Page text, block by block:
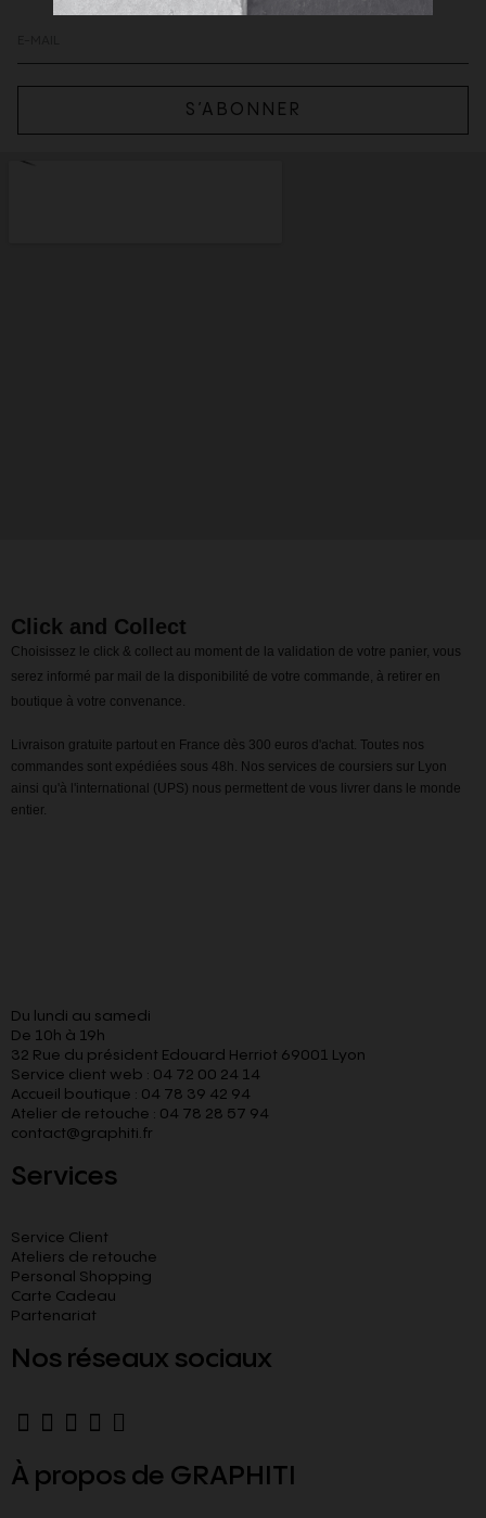
S’ABONNER
Click and Collect
Choisissez le click & collect au moment de la validation de votre panier, vous
serez informé par mail de la disponibilité de votre commande, à retirer en
boutique à votre convenance.
Livraison gratuite partout en France dès 300 euros d'achat. Toutes nos
commandes sont expédiées sous 48h. Nos services de coursiers sur Lyon
ainsi qu'à l'international (UPS) nous permettent de vous livrer dans le monde
entier.
Du lundi au samedi
De 10h à 19h
32 Rue du président Edouard Herriot 69001 Lyon
Service client web : 04 72 00 24 14
Accueil boutique : 04 78 39 42 94
Atelier de retouche : 04 78 28 57 94
contact@graphiti.fr
Services
Service Client
Ateliers de retouche
Personal Shopping
Carte Cadeau
Partenariat
Nos réseaux sociaux
À propos de GRAPHITI